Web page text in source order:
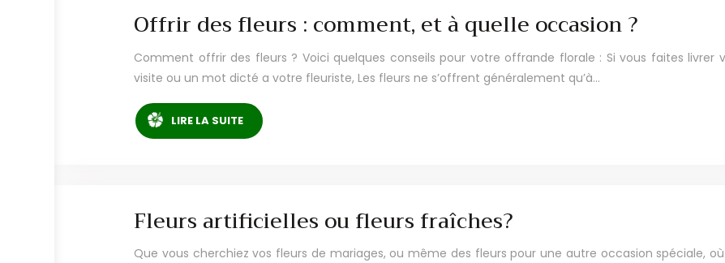
Offrir des fleurs : comment, et à quelle occasion ?
Comment offrir des fleurs ? Voici quelques conseils pour votre offrande florale : Si vous faites livrer
visite ou un mot dicté a votre fleuriste, Les fleurs ne s’offrent généralement qu’à…
LIRE LA SUITE
Fleurs artificielles ou fleurs fraîches?
Que vous cherchiez vos fleurs de mariages, ou même des fleurs pour une autre occasion spéciale,